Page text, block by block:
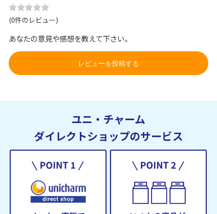
(0件のレビュー)
あなたの意見や感想を教えて下さい。
レビューを投稿する
ユニ・チャーム
ダイレクトショップのサービス